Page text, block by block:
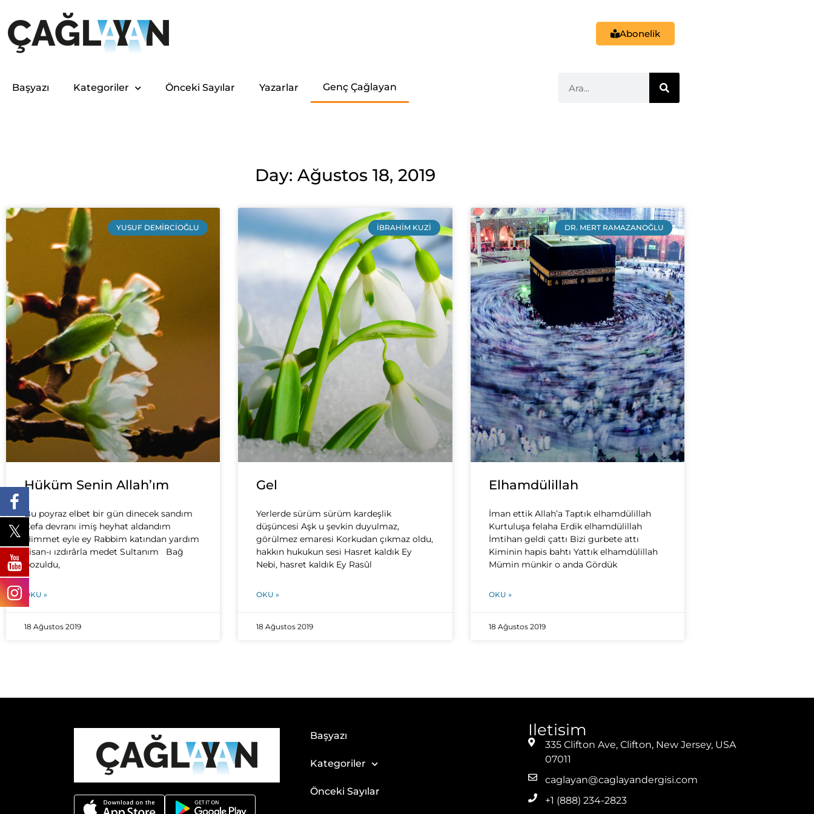
Abonelik
Başyazı Kategoriler Önceki Sayılar Yazarlar Genç Çağlayan
Day: Ağustos 18, 2019
YUSUF DEMIRCIOĞLU
Hüküm Senin Allah’ım
Bu poyraz elbet bir gün dinecek sandım
Cefa devranı imiş heyhat aldandım
Himmet eyle ey Rabbim katından yardım
Lisan-ı ızdırârla medet Sultanım Bağ
bozuldu,
OKU »
18 Ağustos 2019
İBRAHIM KUZI
Gel
Yerlerde sürüm sürüm kardeşlik
düşüncesi Aşk u şevkin duyulmaz,
görülmez emaresi Korkudan çıkmaz oldu,
hakkın hukukun sesi Hasret kaldık Ey
Nebi, hasret kaldık Ey Rasûl
OKU »
18 Ağustos 2019
DR. MERT RAMAZANOĞLU
Elhamdülillah
İman ettik Allah’a Taptık elhamdülillah
Kurtuluşa felaha Erdik elhamdülillah
İmtihan geldi çattı Bizi gurbete attı
Kiminin hapis bahtı Yattık elhamdülillah
Mümin münkir o anda Gördük
OKU »
18 Ağustos 2019
Başyazı
Kategoriler
Önceki Sayılar
Iletisim
335 Clifton Ave, Clifton, New Jersey, USA
07011
caglayan@caglayandergisi.com
+1 (888) 234-2823